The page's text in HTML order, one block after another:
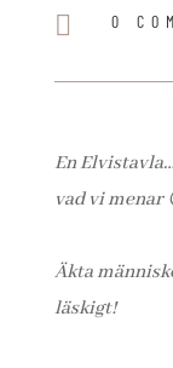
 0
En
vad vi menar
Äkta
läskigt!